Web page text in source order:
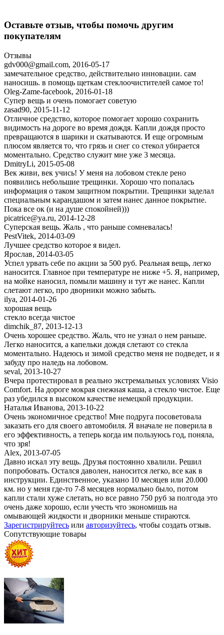
Оставьте отзыв, чтобы помочь другим
покупателям
Отзывы
gdv000@gmail.com, 2016-05-17
замечательное средство, действительно инновации. сам
наносишь. в помощь щеткам стеклоочистителей самое то!
Oleg-Zame-facebook, 2016-01-18
Супер вещь и очень помогает советую
zasad90, 2015-11-12
Отличное средство, которое помогает хорошо сохранить
видимость на дороге во время дождя. Капли дождя просто
превращаются в шарики и скатываются. И еще огромным
плюсом является то, что грязь и снег со стекол убирается
моментально. Средство служит мне уже 3 месяца.
DmitryLi, 2015-05-08
Век живи, век учись! У меня на лобовом стекле рено
появились небольшие трещинки. Хорошо что попалась
информация о таком защитном покрытии. Трещинки заделал
специальным карандашом и затем нанес данное покрытие.
Пока все ок (и на душе спокойней)))
picatrice@ya.ru, 2014-12-28
Суперская вещь. Жаль , что раньше сомневалась!
PestVitek, 2014-03-09
Лучшее средство которое я видел.
Ярослав, 2014-03-05
Успел урвать себе по акции за 500 руб. Реальная вещь, легко
наносится. Главное при температуре не ниже +5. Я, например,
на мойке наносил, помыли машину и тут же нанес. Капли
слетают легко, про дворники можно забыть.
ilya, 2014-01-26
хорошая вещь
стекло всегда чистое
dimchik_87, 2013-12-13
Очень хорошее средство. Жаль, что не узнал о нем раньше.
Легко наносится, а капельки дождя слетают со стекла
моментально. Надеюсь и зимой средство меня не подведет, и я
забуду про наледь на лобовом.
seval, 2013-10-27
Вчера протестировал в реально экстремальных условиях Visio
Comfort. На дороге мокрая снежная каша, а стекло чистое. Еще
раз убедился в высоком качестве немецкой продукции.
Наталья Иванова, 2013-10-22
Очень экономичное средство! Мне подруга посоветовала
заказать его для своего автомобиля. Я вначале не поверила в
его эффективность, а теперь когда им пользуюсь год, поняла,
что зря!
Alex, 2013-07-05
Давно искал эту вещь. Друзья постоянно хвалили. Решил
попробовать. Остался даволен, наносится легко, все как в
инструкции. Единственное, указано 10 месяцев или 20.000
км. но у меня где-то 7-8 месяцев нормально было, потом
капли стали хуже слетать, но все равно 750 руб за полгода это
очень даже хорошо, если учесть что экономишь на
омывающей жидкости и дворники меньше стираются.
Зарегистрируйтесь или авторизуйтесь, чтобы создать отзыв.
Сопутствующие товары